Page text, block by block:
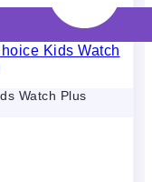
Watch Plus